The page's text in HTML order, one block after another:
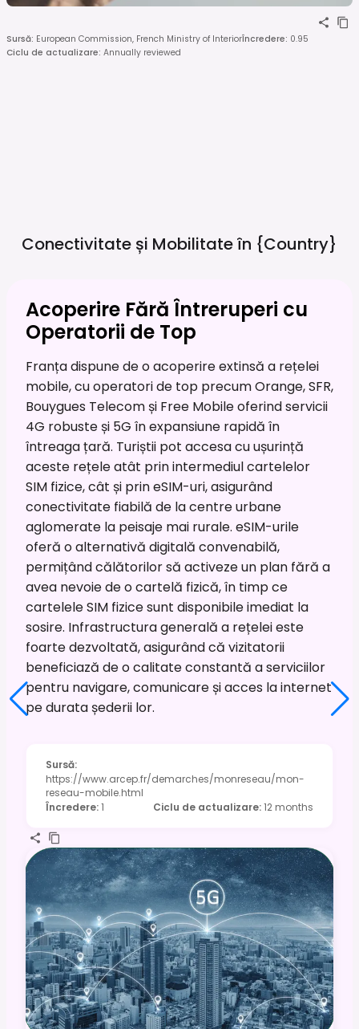
Sursă: European Commission, French Ministry of InteriorÎncredere: 0.95
Ciclu de actualizare: Annually reviewed
Conectivitate și Mobilitate în {country}
Acoperire Fără Întreruperi cu
Operatorii de Top
Franța dispune de o acoperire extinsă a rețelei
mobile, cu operatori de top precum Orange, SFR,
Bouygues Telecom și Free Mobile oferind servicii
4G robuste și 5G în expansiune rapidă în
întreaga țară. Turiștii pot accesa cu ușurință
aceste rețele atât prin intermediul cartelelor
SIM fizice, cât și prin eSIM-uri, asigurând
conectivitate fiabilă de la centre urbane
aglomerate la peisaje mai rurale. eSIM-urile
oferă o alternativă digitală convenabilă,
permițând călătorilor să activeze un plan fără a
avea nevoie de o cartelă fizică, în timp ce
cartelele SIM fizice sunt disponibile imediat la
sosire. Infrastructura generală a rețelei este
foarte dezvoltată, asigurând că vizitatorii
beneficiază de o calitate constantă a serviciilor
pentru navigare, comunicare și acces la internet
pe durata șederii lor.
Sursă:
https://www.arcep.fr/demarches/monreseau/mon-
reseau-mobile.html
Încredere:1 Ciclu de actualizare:12 months